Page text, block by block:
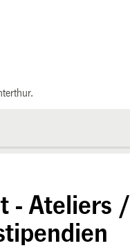
- Ateliers /